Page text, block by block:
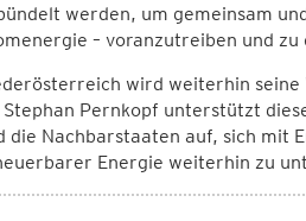
werden, um gemeinsam
– voranzutreiben und
wird weiterhin
Stephan Pernkopf unterstützt
die Nachbarstaaten auf, sich mit
Energie weiterhin zu